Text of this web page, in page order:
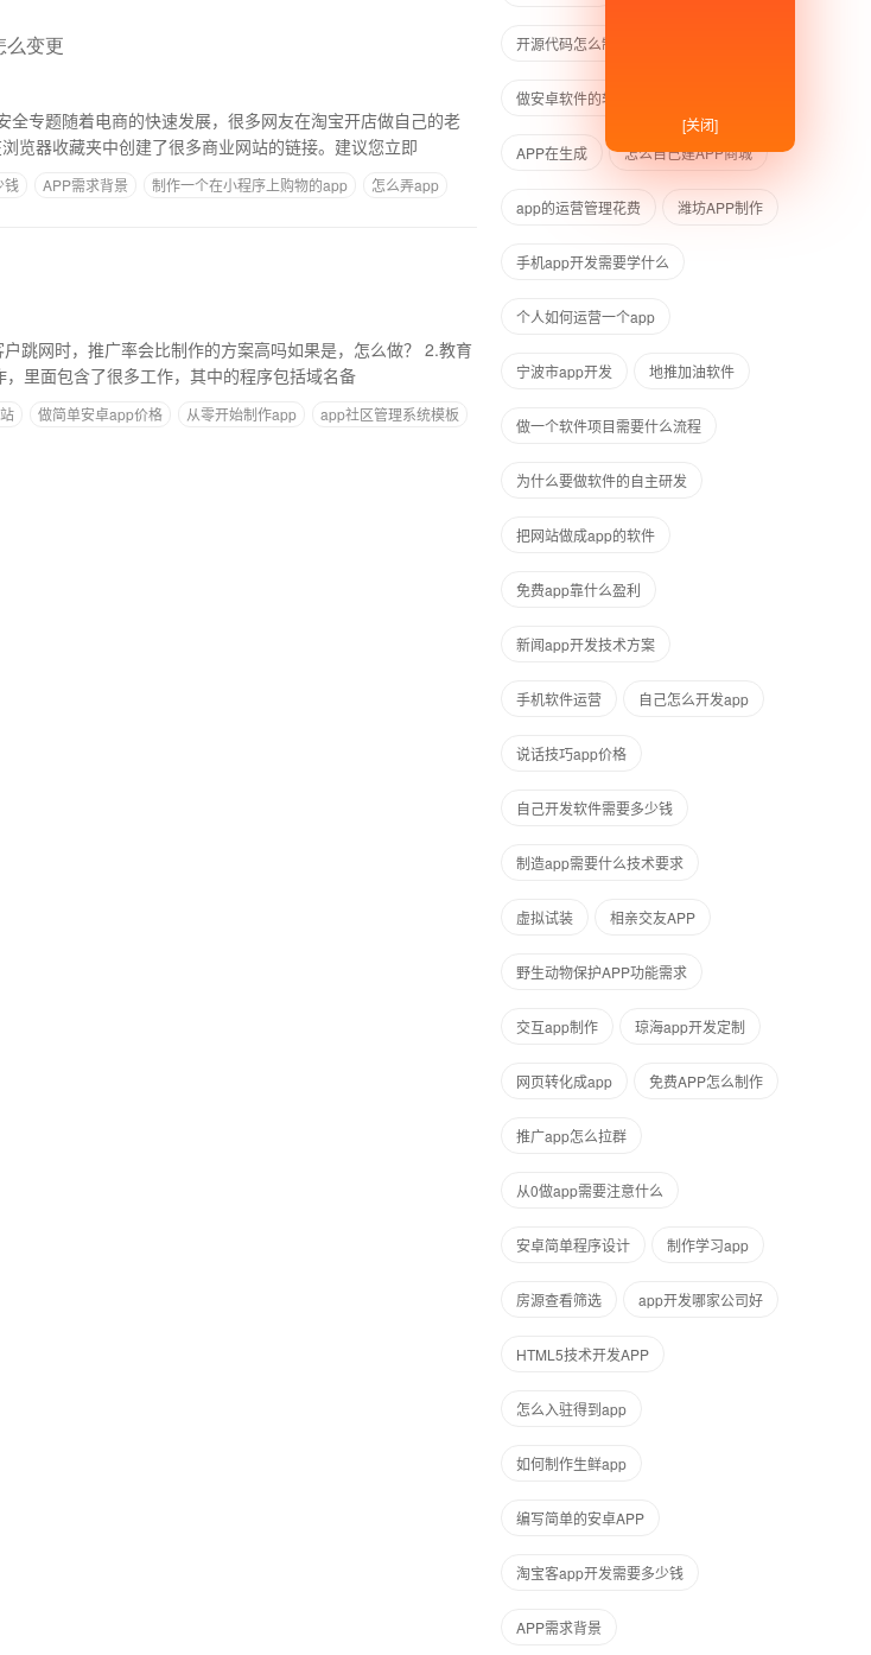
么变更
览器收藏夹中创建了很多商业网站的链接。建议您立即
钱 APP需求背景 制作一个在小程序上购物的app
怎么弄app
时，推广率会比制作的方案高吗如果是，怎么做？ 2.教育
个更好 一个网站是制作，里面包含了很多工作，其中的程序包括域名备
做简单安卓app价格 从零开始制作app app社区管理系统模板
开源代码怎么制作成安卓App
做安卓软件的软件
APP在生成 怎么自己建APP商城
app的运营管理花费 潍坊APP制作
手机app开发需要学什么
个人如何运营一个app
宁波市app开发 地推加油软件
做一个软件项目需要什么流程
为什么要做软件的自主研发
把网站做成app的软件
免费app靠什么盈利
新闻app开发技术方案
手机软件运营 自己怎么开发app
说话技巧app价格
自己开发软件需要多少钱
制造app需要什么技术要求
虚拟试装 相亲交友APP
野生动物保护APP功能需求
交互app制作 琼海app开发定制
网页转化成app 免费APP怎么制作
推广app怎么拉群
从0做app需要注意什么
安卓简单程序设计 制作学习app
房源查看筛选 app开发哪家公司好
HTML5技术开发APP
怎么入驻得到app
如何制作生鲜app
编写简单的安卓APP
淘宝客app开发需要多少钱
APP需求背景
[关闭]